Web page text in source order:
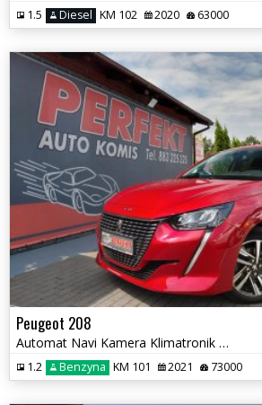
1.5 Diesel KM 102 2020 63000
Peugeot 208
Automat Navi Kamera Klimatronik PDC Alu
1.2 Benzyna KM 101 2021 73000